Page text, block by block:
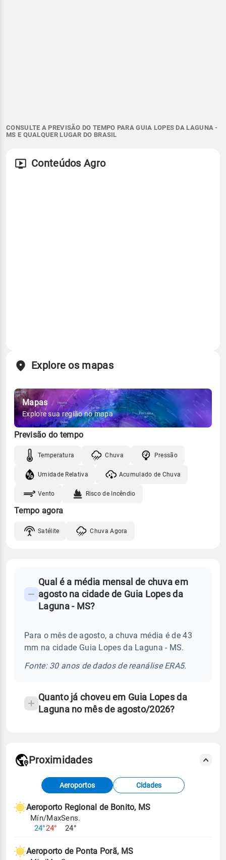
CONSULTE A PREVISÃO DO TEMPO PARA GUIA LOPES DA LAGUNA -
MS E QUALQUER LUGAR DO BRASIL
Conteúdos Agro
Explore os mapas
Mapas
Explore sua região no mapa
Previsão do tempo
Temperatura Chuva Pressão
Umidade Relativa Acumulado de Chuva
Vento Risco de Incêndio
Tempo agora
Satélite Chuva Agora
Perguntas
frequentes
chuva
temperatura
Qual é a média mensal de chuva em
agosto na cidade de Guia Lopes da
Laguna - MS?
Para o mês de agosto, a chuva média é de 43
mm na cidade Guia Lopes da Laguna - MS.
Fonte: 30 anos de dados de reanálise ERA5.
Quanto já choveu em Guia Lopes da
Laguna no mês de agosto/2026?
Fonte: dados combinados de estações
meteorológicas e satélite do Centro de Previsão
de Tempo e Estudos Climáticos (CPTEC).
Para obter mais informações sobre os dados
Proximidades
Aeroportos Cidades
Aeroporto Regional de Bonito, MS
Mín/Max
24°24°
Sens.
24°
Aeroporto de Ponta Porã, MS